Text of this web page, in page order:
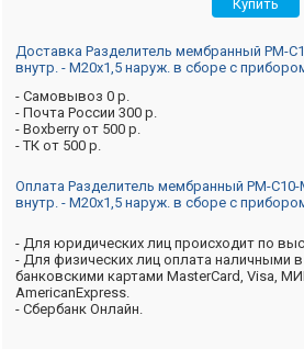
Доставка Разделитель мембранный РМ-
внутр. - М20х1,5 наруж. в сборе с
- Самовывоз 0 р.
- Почта России 300 р.
- Boxberry от 500 р.
- ТК от 500 р.
Оплата Разделитель мембранный РМ-С10-
внутр. - М20х1,5 наруж. в сборе с
- Для юридических лиц происходит по
- Для физических лиц оплата наличными
банковскими картами MasterCard, Visa,
AmericanExpress.
- Сбербанк Онлайн.